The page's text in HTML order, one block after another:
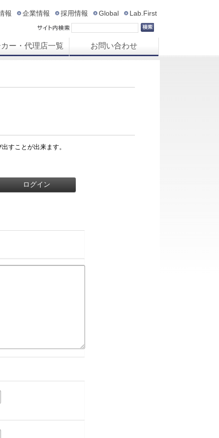
報 企業情報 採用情報 Global Lab.First
カー・代理店一覧 お問い合わせ
すことが出来ます。